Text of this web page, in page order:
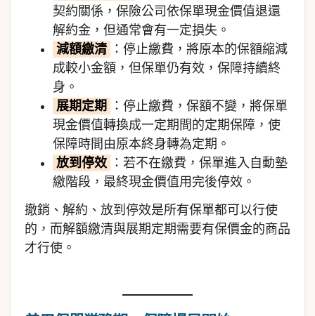
契約關係，保險公司依保單現金價值退還
解約金，但通常會有一定損失。
減額繳清 ：停止繳費，將原本的保額縮減
成較小金額，但保單仍有效，保障持續終
身。
展期定期
：停止繳費，保額不變，將保單
現金價值轉換成一定期間的定期保障，使
保障時間由原本終身轉為定期。
放到停效 ：若不在繳費，保單進入自動墊
繳階段，最終現金價值用完後停效。
撤銷、解約、放到停效是所有保單都可以行使
的，而解額繳清與展期定期需要有保價金的商品
才行使。